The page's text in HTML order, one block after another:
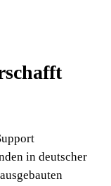
in deutscher